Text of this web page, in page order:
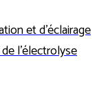
et d’éclairage
l’électrolyse